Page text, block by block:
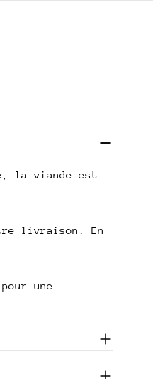
la viande est
livraison. En
une